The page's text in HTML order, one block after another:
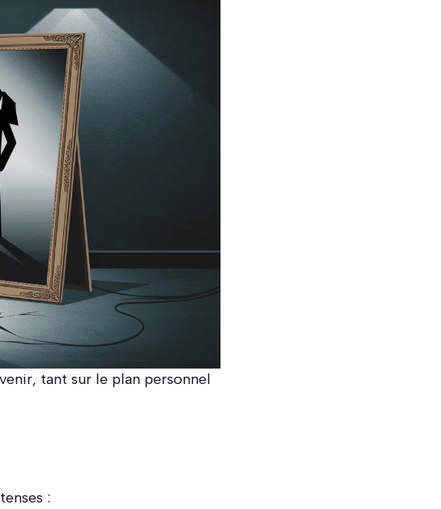
tant sur le plan personnel
: